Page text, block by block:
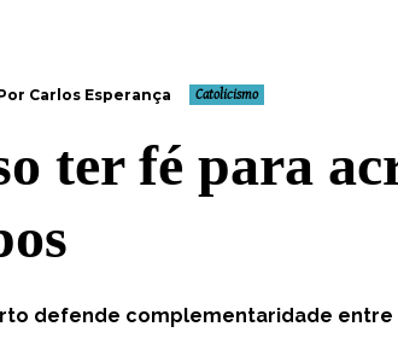
Carlos Esperança Catolicismo
ter fé para
defende complementaridade entre